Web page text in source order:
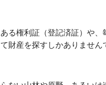
る権利証（登記済証）や
財産を探すしかありません